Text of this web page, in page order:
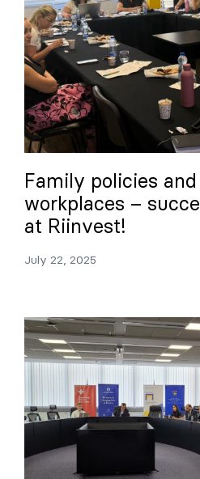
Family policies
workplaces –
at Riinvest!
July 22, 2025